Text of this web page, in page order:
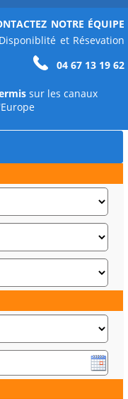
NOTRE ÉQUIPE
Disponiblité et Résevation
04 67 13 19 62
sur les canaux